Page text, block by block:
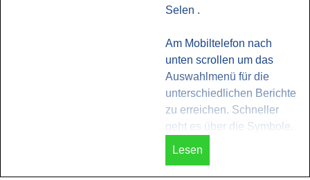
Selen .
Am Mobiltelefon nach
unten scrollen um das
Auswahlmenü für die
unterschiedlichen Berichte
zu erreichen. Schneller
geht es über die Symbole.
Lesen